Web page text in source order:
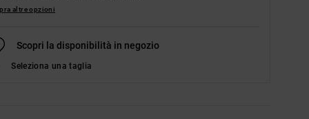
altre opzioni
Scopri la disponibilità in negozio
Seleziona una taglia